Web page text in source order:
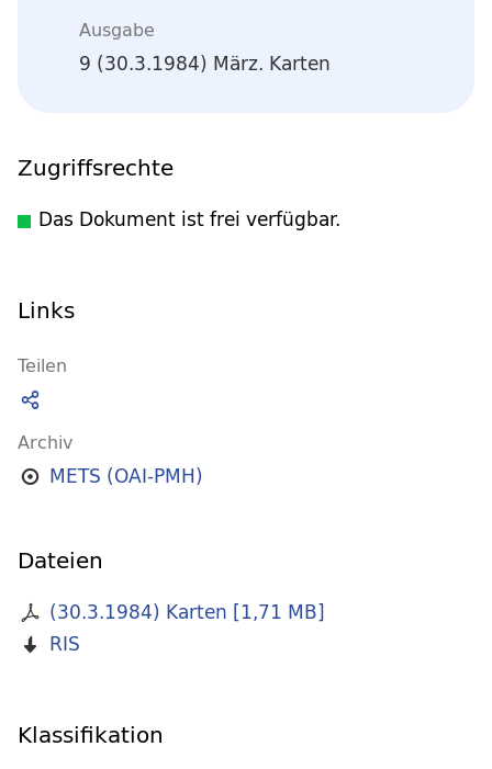
Ausgabe
9 (30.3.1984) März. Karten
Zugriffsrechte
Das Dokument ist frei verfügbar.
Links
Teilen
Archiv
METS (OAI-PMH)
Dateien
(30.3.1984) Karten [1,71 MB]
RIS
Klassifikation